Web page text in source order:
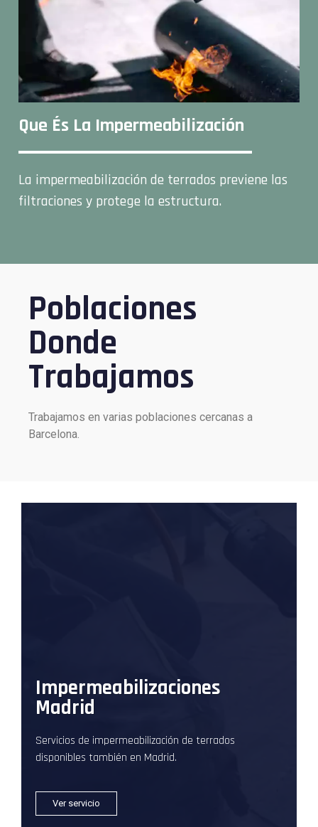
Que És La Impermeabilización
La impermeabilización de terrados previene las
filtraciones y protege la estructura.
Poblaciones
Donde
Trabajamos
Trabajamos en varias poblaciones cercanas a
Barcelona.
Impermeabilizaciones
Madrid
Servicios de impermeabilización de terrados
disponibles también en Madrid.
Ver servicio